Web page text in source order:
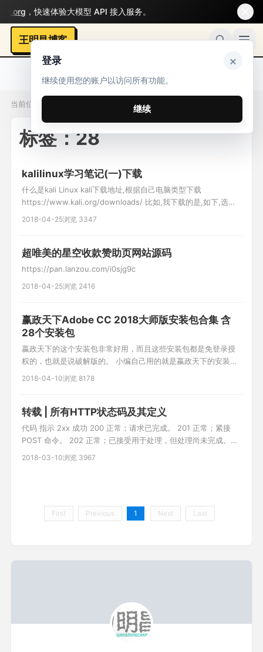
登录 ×
继续使用您的账户以访问所有功能。
继续
，快速体验大模型 API 接入服务。
王明昌博客
当前位置：标签 / 28
标签：28
kalilinux学习笔记(一)下载
什么是kali Linux kali下载地址,根据自己电脑类型下载
https://www.kali.org/downloads/ 比如,我下载的是,如下,选择
Torrent可使用迅雷等工具下载,速度相当快 下载虚拟机,在虚拟机
2018-04-25浏览 3347
超唯美的星空收款赞助页网站源码
https://pan.lanzou.com/i0sjg9c
2018-04-25浏览 2416
赢政天下Adobe CC 2018大师版安装包合集 含
28个安装包
嬴政天下的这个安装包非常好用，而且这些安装包都是免登录授
权的，也就是说破解版的。 小编自己用的就是嬴政天下的安装
包，附件包含很多个安装包，朋友们可以挑选自己需要的下载。
Effects CC 201
2018-04-10浏览 8178
转载 | 所有HTTP状态码及其定义
代码 指示 2xx 成功 200 正常；请求已完成。 201 正常；紧接
POST 命令。 202 正常；已接受用于处理，但处理尚未完成。
203 正常；部分信息 — 返回的信息只是一部分。 204 正常；无
2018-03-10浏览 3967
First Previous 1 Next Last